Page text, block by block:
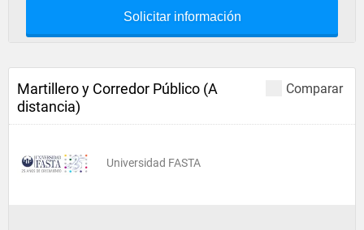
Solicitar información
Comparar
Martillero y Corredor Público (A
distancia)
Universidad FASTA